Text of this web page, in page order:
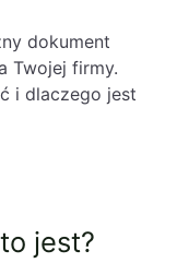
dokument
Twojej firmy.
i dlaczego jest
jest?